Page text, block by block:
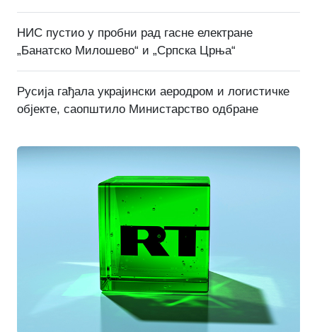
НИС пустио у пробни рад гасне електране
„Банатско Милошево“ и „Српска Црња“
Русија гађала украјински аеродром и логистичке
објекте, саопштило Министарство одбране